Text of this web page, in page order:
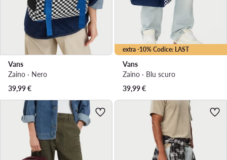
Vans
Zaino · Nero
39,99€
extra -10% Codice: LAST
Vans
Zaino · Blu scuro
39,99€